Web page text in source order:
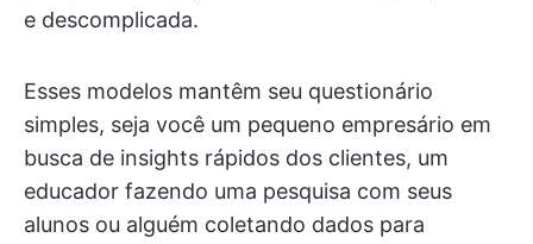
e descomplicada.
Esses modelos mantêm seu questionário
simples, seja você um pequeno empresário em
busca de insights rápidos dos clientes, um
educador fazendo uma pesquisa com seus
alunos ou alguém coletando dados para